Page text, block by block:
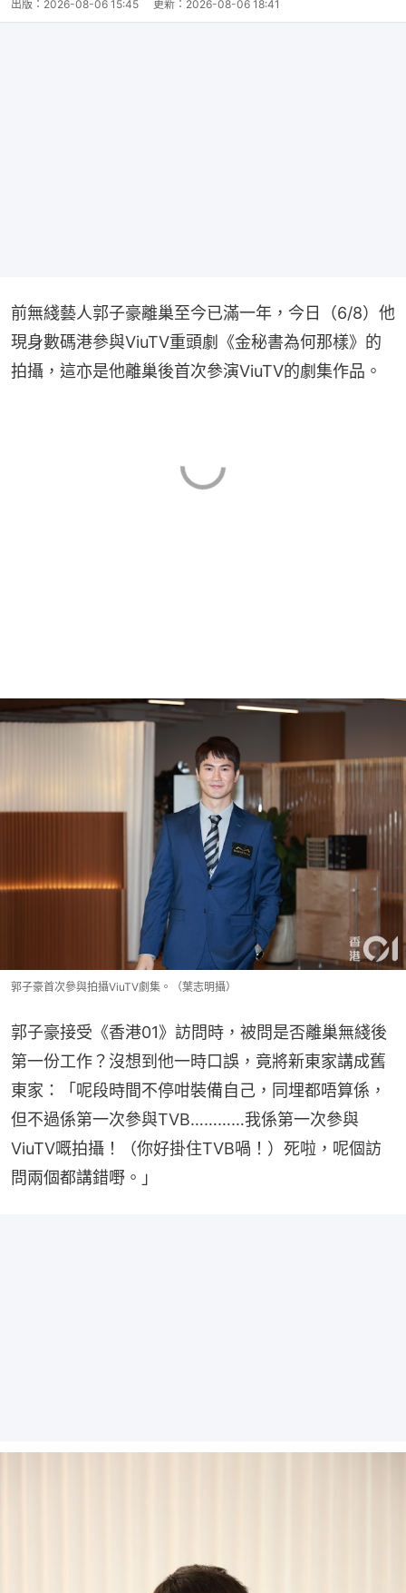
出版： 2026-08-06 15:45 更新： 2026-08-06 18:41
前無綫藝人郭子豪離巢至今已滿一年，今日（6/8）他
現身數碼港參與ViuTV重頭劇《金秘書為何那樣》的
拍攝，這亦是他離巢後首次參演ViuTV的劇集作品。
郭子豪首次參與拍攝ViuTV劇集。（葉志明攝）
郭子豪接受《香港01》訪問時，被問是否離巢無綫後
第一份工作？沒想到他一時口誤，竟將新東家講成舊
東家：「呢段時間不停咁裝備自己，同埋都唔算係，
但不過係第一次參與TVB…………我係第一次參與
ViuTV嘅拍攝！（你好掛住TVB喎！）死啦，呢個訪
問兩個都講錯嘢。」